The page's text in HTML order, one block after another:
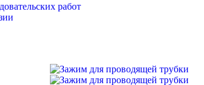
работ